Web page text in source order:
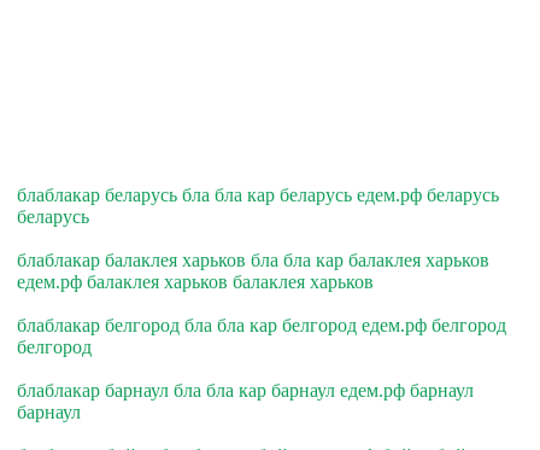
блаблакар беларусь бла бла кар беларусь едем.рф беларусь
беларусь
блаблакар балаклея харьков бла бла кар балаклея харьков
едем.рф балаклея харьков балаклея харьков
блаблакар белгород бла бла кар белгород едем.рф белгород
белгород
блаблакар барнаул бла бла кар барнаул едем.рф барнаул
барнаул